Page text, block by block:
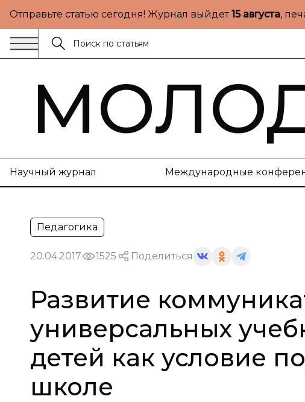
Отправьте статью сегодня! Журнал выйдет15 августа,
Научный журнал Международные
Педагогика
20.04.2017 1525 Поделиться
Развитие
универсальных
детей как условие
школе